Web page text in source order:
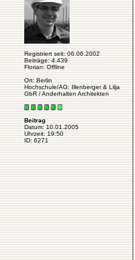
Registriert seit: 06.06.2002
Beiträge: 4.439
Florian: Offline
Ort: Berlin
Hochschule/AG: Illenberger & Lilja
GbR / Anderhalten Architekten
Beitrag
Datum: 10.01.2005
Uhrzeit: 19:50
ID: 6271